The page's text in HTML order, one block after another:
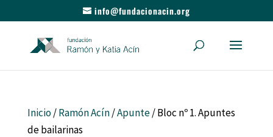
info@fundacionacin.org
Inicio/Ramón Acín/Apunte/ Bloc nº 1. Apuntes
de bailarinas